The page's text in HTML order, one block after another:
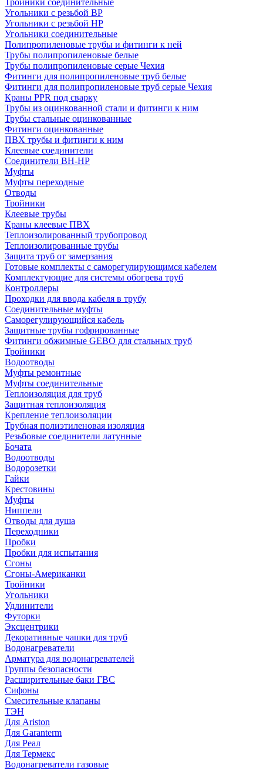
Угольники с резьбой ВР
Угольники с резьбой НР
Угольники соединительные
Полипропиленовые трубы и фитинги к ней
Трубы полипропиленовые белые
Трубы полипропиленовые серые Чехия
Фитинги для полипропиленовые труб белые
Фитинги для полипропиленовые труб серые Чехия
Краны PPR под сварку
Трубы из оцинкованной стали и фитинги к ним
Трубы стальные оцинкованные
Фитинги оцинкованные
ПВХ трубы и фитинги к ним
Клеевые соединители
Соединители ВН-НР
Муфты
Муфты переходные
Отводы
Тройники
Клеевые трубы
Краны клеевые ПВХ
Теплоизолированный трубопровод
Теплоизолированные трубы
Защита труб от замерзания
Готовые комплекты с саморегулирующимся кабелем
Комплектующие для системы обогрева труб
Контроллеры
Проходки для ввода кабеля в трубу
Соединительные муфты
Саморегулирующийся кабель
Защитные трубы гофрированные
Фитинги обжимные GEBO для стальных труб
Тройники
Водоотводы
Муфты ремонтные
Муфты соединительные
Теплоизоляция для труб
Защитная теплоизоляция
Крепление теплоизоляции
Трубная полиэтиленовая изоляция
Резьбовые соединители латунные
Бочата
Водоотводы
Водорозетки
Гайки
Крестовины
Муфты
Ниппели
Отводы для душа
Переходники
Пробки
Пробки для испытания
Сгоны
Сгоны-Американки
Тройники
Угольники
Удлинители
Футорки
Эксцентрики
Декоративные чашки для труб
Водонагреватели
Арматура для водонагревателей
Группы безопасности
Расширительные баки ГВС
Сифоны
Смесительные клапаны
ТЭН
Для Ariston
Для Garanterm
Для Реал
Для Термекс
Водонагреватели газовые